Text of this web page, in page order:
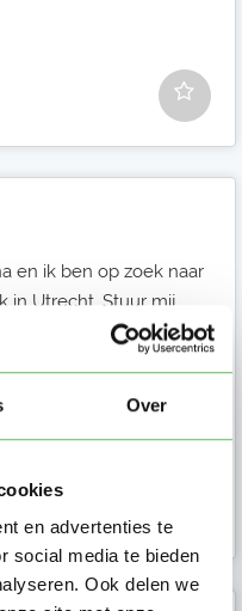
Over
en advertenties te
social media te bieden
Ook delen we
en ik ben op zoek naar
in Utrecht. Stuur mij
als je meer vragen